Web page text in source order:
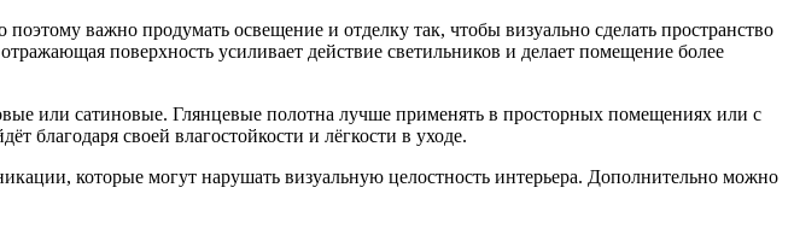
важно продумать освещение и отделку так, чтобы визуально сделать пространство
поверхность усиливает действие светильников и делает помещение более
или сатиновые. Глянцевые полотна лучше применять в просторных помещениях или с
своей влагостойкости и лёгкости в уходе.
которые могут нарушать визуальную целостность интерьера. Дополнительно можно